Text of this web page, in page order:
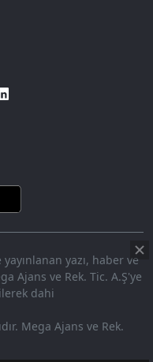
7.91%
yazı, haber ve
Ajans ve Rek. Tic. A.Ş'ye
dahi
Mega Ajans ve Rek.